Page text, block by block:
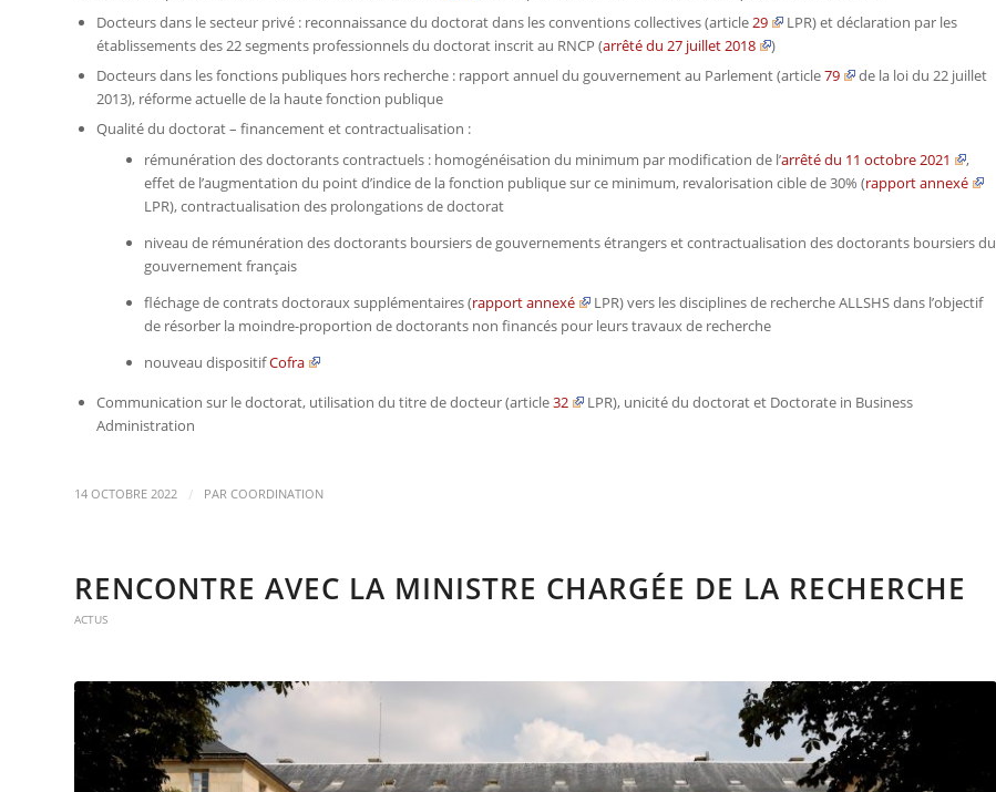
Docteurs dans le secteur privé : reconnaissance du doctorat dans les conventions collectives (article29
LPR) et déclaration par les
établissements des 22 segments professionnels du doctorat inscrit au RNCP (arrêté du 27 juillet 2018
)
Docteurs dans les fonctions publiques hors recherche : rapport annuel du gouvernement au Parlement (article79
de la loi du 22 juillet
2013), réforme actuelle de la haute fonction publique
Qualité du doctorat – financement et contractualisation :
rémunération des doctorants contractuels : homogénéisation du minimum par modification de l’arrêté du 11 octobre 2021
,
effet de l’augmentation du point d’indice de la fonction publique sur ce minimum, revalorisation cible de 30% (rapport annexé
LPR), contractualisation des prolongations de doctorat
niveau de rémunération des doctorants boursiers de gouvernements étrangers et contractualisation des doctorants boursiers du
gouvernement français
fléchage de contrats doctoraux supplémentaires (rapport annexé
LPR) vers les disciplines de recherche ALLSHS dans l’objectif
de résorber la moindre-proportion de doctorants non financés pour leurs travaux de recherche
nouveau dispositifCofra
Communication sur le doctorat, utilisation du titre de docteur (article32
LPR), unicité du doctorat et Doctorate in Business
Administration
14 OCTOBRE 2022 / PAR COORDINATION
RENCONTRE AVEC LA MINISTRE CHARGÉE DE LA RECHERCHE
ACTUS